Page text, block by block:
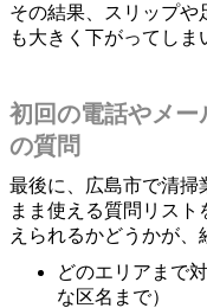
その結果、スリップ
も大きく下がってしま
初回の電話やメー
の質問
最後に、広島市で清掃
まま使える質問リス
えられるかどうかが、
どのエリアまで
な区名まで）